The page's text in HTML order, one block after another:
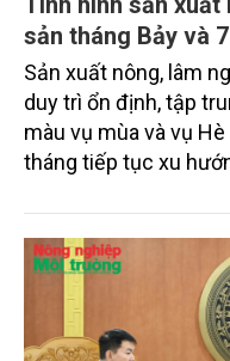
Tình hình sản
sản tháng Bảy và
Sản xuất nông, lâm
duy trì ổn định, tập
màu vụ mùa và vụ
tháng tiếp tục xu
triển ổn định; chăn
trưởng khá. Diện tích
thủy sản đều tăng